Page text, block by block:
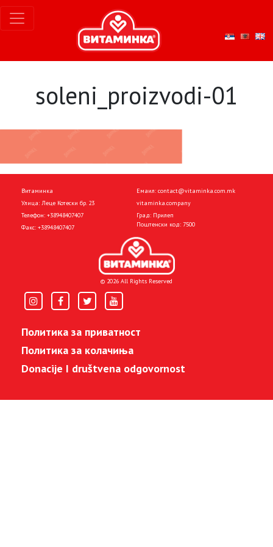
soleni_proizvodi-01
Витаминка
Улица: Леце Котески бр. 23
Телефон: +38948407407
Факс: +38948407407
Емаил: contact@vitaminka.com.mk
vitaminka.company
Град: Прилеп
Поштенски код: 7500
© 2026 All Rights Reserved
Политика за приватност
Политика за колачиња
Donacije I društvena odgovornost